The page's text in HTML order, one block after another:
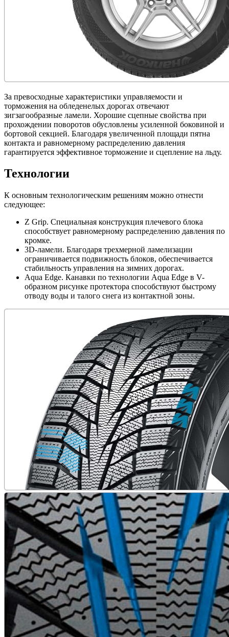
За превосходные характеристики управляемости и
торможения на обледенелых дорогах отвечают
зигзагообразные ламели. Хорошие сцепные свойства при
прохождении поворотов обусловлены усиленной боковиной и
бортовой секцией. Благодаря увеличенной площади пятна
контакта и равномерному распределению давления
гарантируется эффективное торможение и сцепление на льду.
Технологии
К основным технологическим решениям можно отнести
следующее:
Z Grip. Специальная конструкция плечевого блока
способствует равномерному распределению давления по
кромке.
3D-ламели. Благодаря трехмерной ламелизации
ограничивается подвижность блоков, обеспечивается
стабильность управления на зимних дорогах.
Aqua Edge. Канавки по технологии Aqua Edge в V-
образном рисунке протектора способствуют быстрому
отводу воды и талого снега из контактной зоны.